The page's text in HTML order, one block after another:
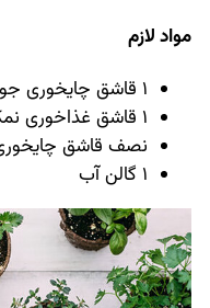
مواد لازم
1 قاشق چایخوری جوش شیرین
1 قاشق غذاخوری نمک
نصف قاشق
1 گالن آب